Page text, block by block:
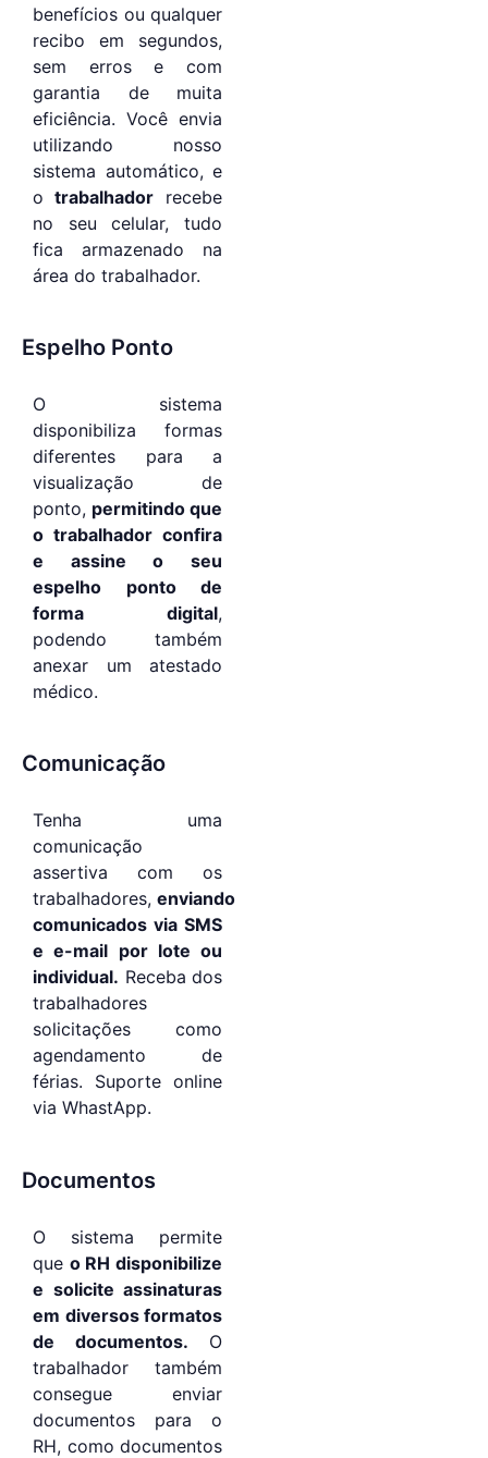
benefícios ou qualquer
recibo em segundos,
sem erros e com
garantia de muita
eficiência. Você envia
utilizando nosso
sistema automático, e
o trabalhador recebe
no seu celular, tudo
fica armazenado na
área do trabalhador.
Espelho Ponto
O sistema
disponibiliza formas
diferentes para a
visualização de
ponto, permitindo que
o trabalhador confira
e assine o seu
espelho ponto de
forma digital,
podendo também
anexar um atestado
médico.
Comunicação
Tenha uma
comunicação
assertiva com os
trabalhadores, enviando
comunicados via SMS
e e-mail por lote ou
individual. Receba dos
trabalhadores
solicitações como
agendamento de
férias. Suporte online
via WhastApp.
Documentos
O sistema permite
que o RH disponibilize
e solicite assinaturas
em diversos formatos
de documentos. O
trabalhador também
consegue enviar
documentos para o
RH, como documentos